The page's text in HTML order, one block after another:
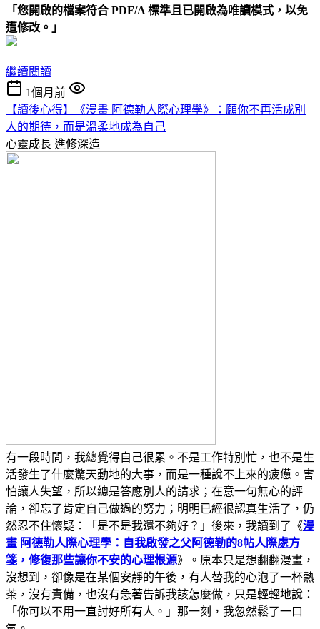
「您開啟的檔案符合 PDF/A 標準且已開啟為唯讀模式，以免
遭修改。」
繼續閱讀
1個月前
【讀後心得】《漫畫 阿德勒人際心理學》：願你不再活成別
人的期待，而是溫柔地成為自己
心靈成長 進修深造
有一段時間，我總覺得自己很累。不是工作特別忙，也不是生
活發生了什麼驚天動地的大事，而是一種說不上來的疲憊。害
怕讓人失望，所以總是答應別人的請求；在意一句無心的評
論，卻忘了肯定自己做過的努力；明明已經很認真生活了，仍
然忍不住懷疑：「是不是我還不夠好？」後來，我讀到了《漫
畫 阿德勒人際心理學：自我啟發之父阿德勒的8帖人際處方
箋，修復那些讓你不安的心理根源》。原本只是想翻翻漫畫，
沒想到，卻像是在某個安靜的午後，有人替我的心泡了一杯熱
茶，沒有責備，也沒有急著告訴我該怎麼做，只是輕輕地說：
「你可以不用一直討好所有人。」那一刻，我忽然鬆了一口